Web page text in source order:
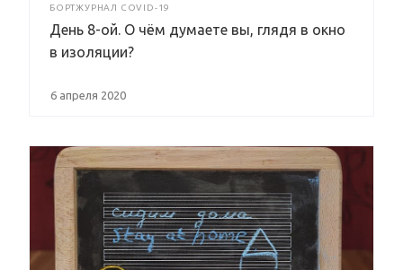
БОРТЖУРНАЛ COVID-19
День 8-ой. О чём думаете вы, глядя в окно
в изоляции?
6 апреля 2020